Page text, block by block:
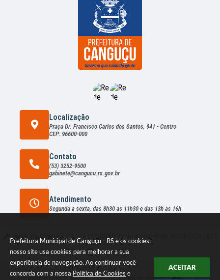
Prefeitura Municipal de Canguçu - RS e os cookies:
nosso site usa cookies para melhorar a sua
experiência de navegação. Ao continuar você
concorda com a nossa Política de Cookies e
ACEITAR
Localização
Praça Dr. Francisco Carlos dos Santos, 941 - Centro
CEP: 96600-000
Contato
(53) 3252-9500
gabinete@cangucu.rs.gov.br
Atendimento
Segunda a sexta, das 8h30 às 11h30 e das 13h às 16h
Dados Abertos
© Copyright Instar - 2006-2026. Todos os direitos reservados -